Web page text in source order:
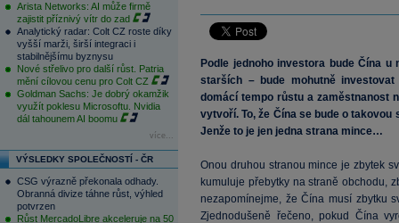
Arista Networks: AI může firmě
zajistit příznivý vítr do zad
Analytický radar: Colt CZ roste díky
vyšší marži, širší integraci i
stabilnějšímu byznysu
Nové střelivo pro další růst. Patria
mění cílovou cenu pro Colt CZ
Goldman Sachs: Je dobrý okamžik
využít poklesu Microsoftu. Nvidia
dál tahounem AI boomu
více...
VÝSLEDKY SPOLEČNOSTÍ - ČR
CSG výrazně překonala odhady.
Obranná divize táhne růst, výhled
potvrzen
Růst MercadoLibre akceleruje na 50
Podle jednoho investora bude Čína
starších – bude mohutně
domácí tempo růstu a zaměstnanost
vytvoří. To, že Čína se bude o
Jenže to je jen jedna strana mince…
Onou druhou stranou mince je zbytek
kumuluje přebytky na straně obchodu,
nezapomínejme, že Čína musí zbytku
Zjednodušeně řečeno, pokud Čína